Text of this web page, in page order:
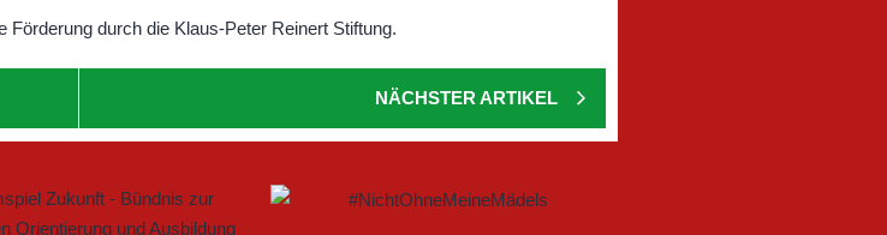
NÄCHSTER ARTIKEL